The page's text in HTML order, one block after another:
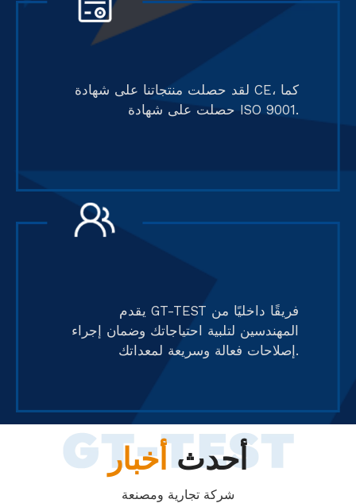
لقد حصلت منتجاتنا على شهادة CE، كما
حصلت على شهادة ISO 9001.
يقدم GT-TEST فريقًا داخليًا من
المهندسين لتلبية احتياجاتك وضمان إجراء
إصلاحات فعالة وسريعة لمعداتك.
أحدث أخبار
شركة تجارية ومصنعة